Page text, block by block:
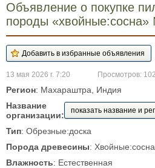
Объявление о покупке
породы
13 мая 2026 г. 7:20 Просмотров:
Регион: Махараштра, Индия
Название
организации:
показать название и
Тип: Обрезные:доска
Порода древесины: Хвойные:сосна
Влажность: Естественная